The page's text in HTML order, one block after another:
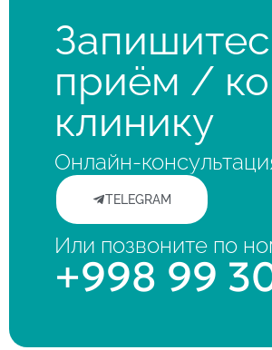
приём /
клинику
Онлайн-
TELEGRAM
Или позвоните по
+998 99